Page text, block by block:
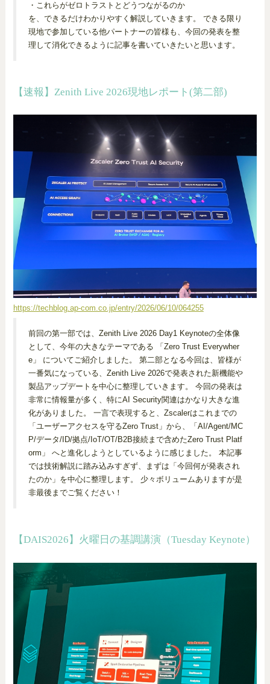
・これらがゼロトラストとどうつながるのか
を、できるだけわかりやすく解説していきます。 できる限り
現地で参加している他パートナーの皆様も、今回の発表を整
理して消化できるように記事を書いていきたいと思います。
【速報】Zenith Live 2026現地レポート(第二部)
https://techblog.ap-com.co.jp/entry/2026/06/10/064255
前回の第一部では、Zenith Live 2026 Day1 Keynoteの全体像
として、今年の大きなテーマである 「Zero Trust Everywher
e」 についてご紹介しました。 第二部となる今回は、皆様が
一番気になっている、Zenith Live 2026で発表された新機能や
製品アップデートを中心に整理していきます。 今回の発表は
非常に情報量が多く、特にAI Security関連はかなり大きな進
化がありました。 一言で表現すると、Zscalerはこれまでの
「ユーザーアクセスを守るZero Trust」から、「AI/Agent/MC
P/データ/ID/拠点/IoT/OT/B2B接続まで含めたZero Trust Platf
orm」 へと進化しようとしているように感じました。 本記事
では技術解説に踏み込みすぎず、まずは「今回何が発表され
たのか」を中心に整理します。 少々ボリュームありますが是
非最後までご覧ください！
【DAIS2026】火曜日の基調講演（Tuesday Keynote）